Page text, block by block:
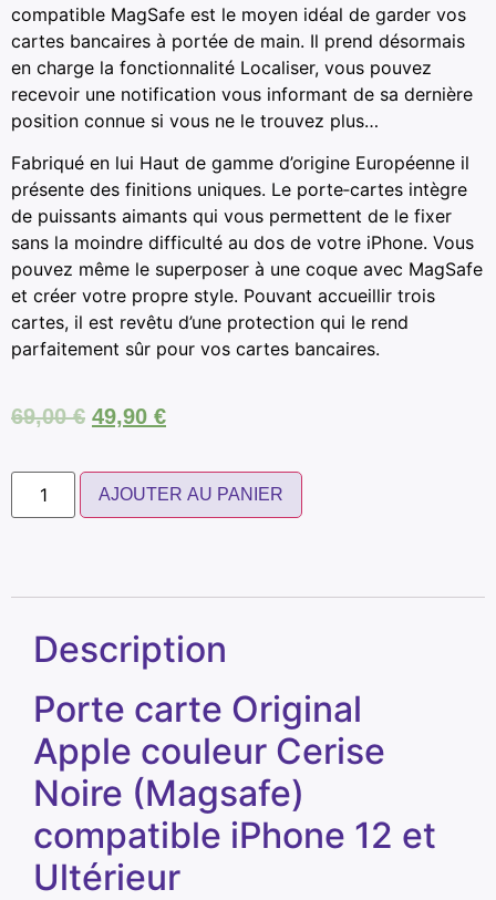
compatible MagSafe est le moyen idéal de garder vos
cartes bancaires à portée de main. Il prend désormais
en charge la fonctionnalité Localiser, vous pouvez
recevoir une notification vous informant de sa dernière
position connue si vous ne le trouvez plus…
Fabriqué en lui Haut de gamme d’origine Européenne il
présente des finitions uniques. Le porte‑cartes intègre
de puissants aimants qui vous permettent de le fixer
sans la moindre difficulté au dos de votre iPhone. Vous
pouvez même le superposer à une coque avec MagSafe
et créer votre propre style. Pouvant accueillir trois
cartes, il est revêtu d’une protection qui le rend
parfaitement sûr pour vos cartes bancaires.
69,00€ 49,90 €
AJOUTER AU PANIER
Description
Porte carte Original
Apple couleur Cerise
Noire (Magsafe)
compatible iPhone 12 et
Ultérieur